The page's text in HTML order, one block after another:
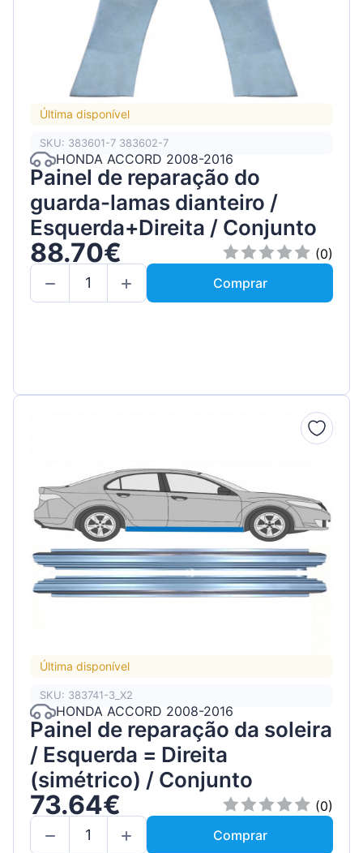
Última disponível
SKU: 383601-7 383602-7
HONDA ACCORD 2008-2016
Painel de reparação do
guarda-lamas dianteiro /
Esquerda+Direita / Conjunto
88.70€
(0)
Comprar
Última disponível
SKU: 383741-3_X2
HONDA ACCORD 2008-2016
Painel de reparação da soleira
/ Esquerda = Direita
(simétrico) / Conjunto
73.64€
(0)
Comprar